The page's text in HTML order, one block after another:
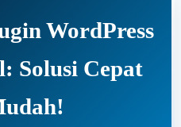
WordPress
Solusi Cepat